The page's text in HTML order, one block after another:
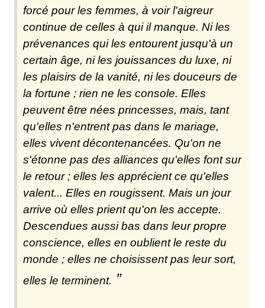
forcé pour les femmes, à voir l'aigreur
continue de celles à qui il manque. Ni les
prévenances qui les entourent jusqu'à un
certain âge, ni les jouissances du luxe, ni
les plaisirs de la vanité, ni les douceurs de
la fortune ; rien ne les console. Elles
peuvent être nées princesses, mais, tant
qu'elles n'entrent pas dans le mariage,
elles vivent décontenancées. Qu'on ne
s'étonne pas des alliances qu'elles font sur
le retour ; elles les apprécient ce qu'elles
valent... Elles en rougissent. Mais un jour
arrive où elles prient qu'on les accepte.
Descendues aussi bas dans leur propre
conscience, elles en oublient le reste du
monde ; elles ne choisissent pas leur sort,
elles le terminent.